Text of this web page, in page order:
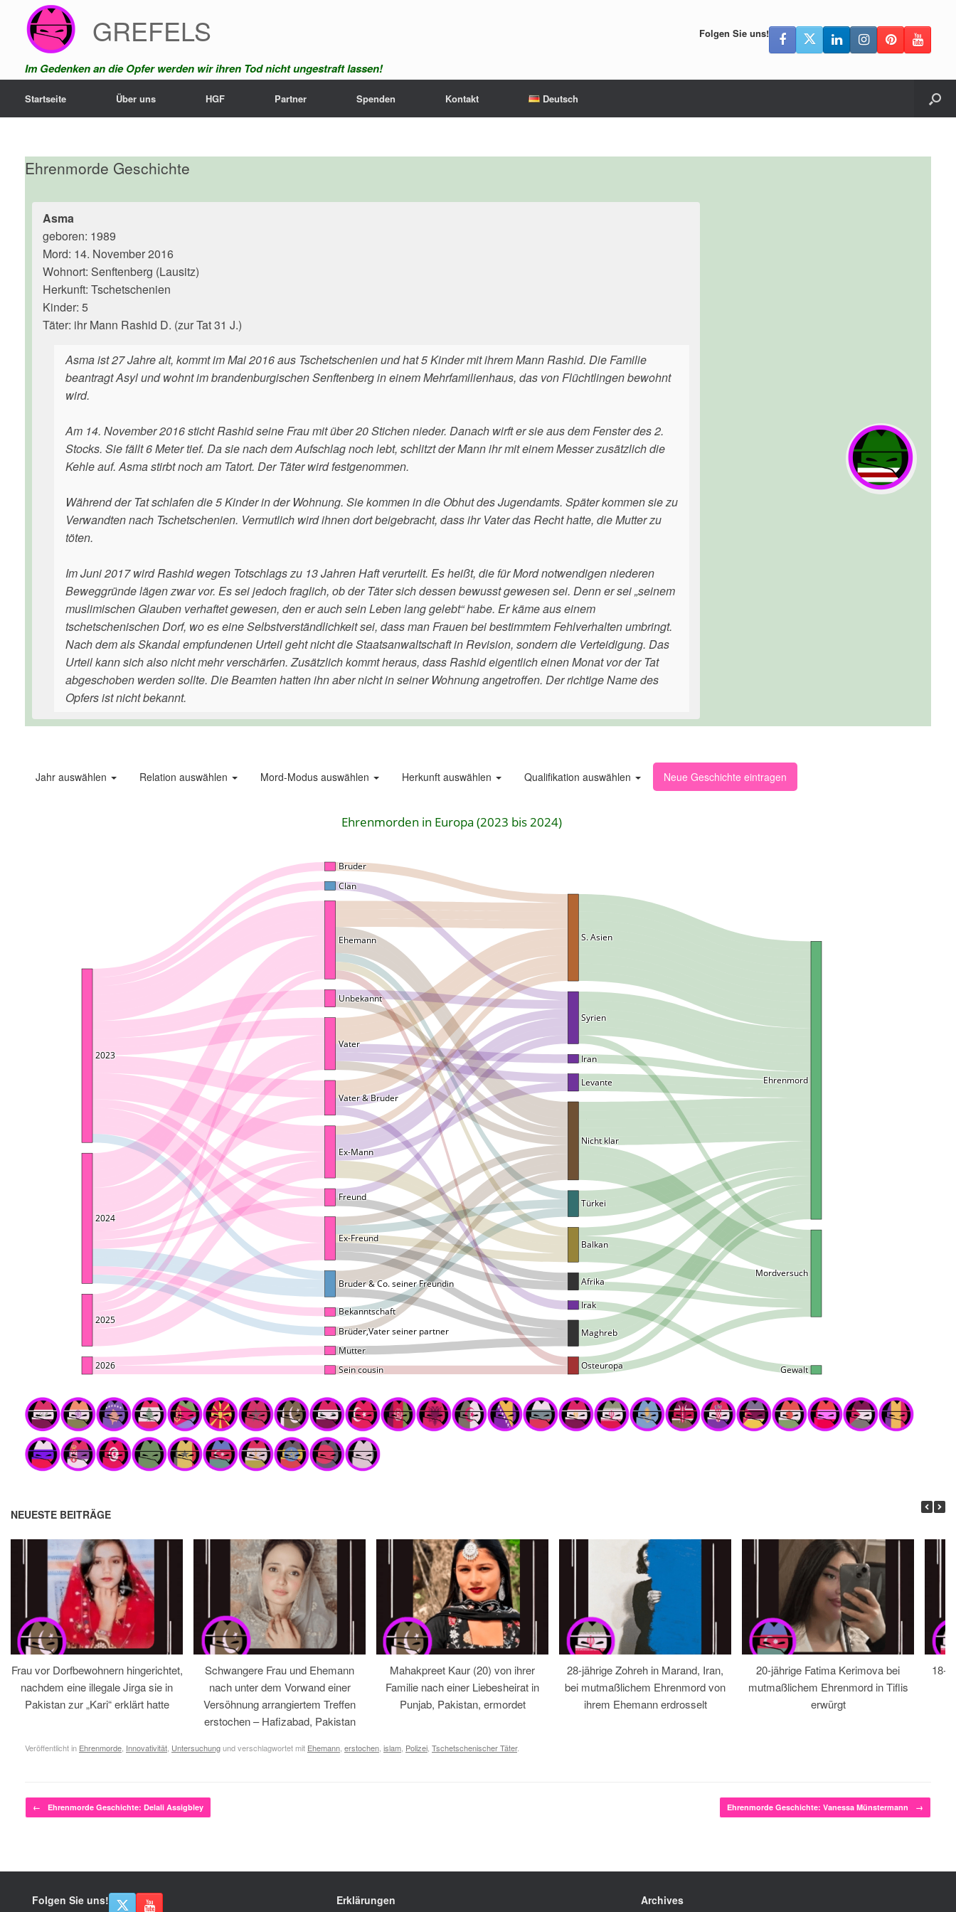
springen
GREFELS
Im Gedenken an die Opfer werden wir ihren Tod nicht ungestraft lassen!
Folgen Sie uns!
Startseite Über uns HGF Partner Spenden Kontakt Deutsch
Ehrenmorde Geschichte
Asma
geboren: 1989
Mord: 14. November 2016
Wohnort: Senftenberg (Lausitz)
Herkunft: Tschetschenien
Kinder: 5
Täter: ihr Mann Rashid D. (zur Tat 31 J.)
Asma ist 27 Jahre alt, kommt im Mai 2016 aus Tschetschenien und hat 5 Kinder mit ihrem Mann Rashid. Die Familie
beantragt Asyl und wohnt im brandenburgischen Senftenberg in einem Mehrfamilienhaus, das von Flüchtlingen bewohnt
wird.
Am 14. November 2016 sticht Rashid seine Frau mit über 20 Stichen nieder. Danach wirft er sie aus dem Fenster des 2.
Stocks. Sie fällt 6 Meter tief. Da sie nach dem Aufschlag noch lebt, schlitzt der Mann ihr mit einem Messer zusätzlich die
Kehle auf. Asma stirbt noch am Tatort. Der Täter wird festgenommen.
Während der Tat schlafen die 5 Kinder in der Wohnung. Sie kommen in die Obhut des Jugendamts. Später kommen sie zu
Verwandten nach Tschetschenien. Vermutlich wird ihnen dort beigebracht, dass ihr Vater das Recht hatte, die Mutter zu
töten.
Im Juni 2017 wird Rashid wegen Totschlags zu 13 Jahren Haft verurteilt. Es heißt, die für Mord notwendigen niederen
Beweggründe lägen zwar vor. Es sei jedoch fraglich, ob der Täter sich dessen bewusst gewesen sei. Denn er sei „seinem
muslimischen Glauben verhaftet gewesen, den er auch sein Leben lang gelebt“ habe. Er käme aus einem
tschetschenischen Dorf, wo es eine Selbstverständlichkeit sei, dass man Frauen bei bestimmtem Fehlverhalten umbringt.
Nach dem als Skandal empfundenen Urteil geht nicht die Staatsanwaltschaft in Revision, sondern die Verteidigung. Das
Urteil kann sich also nicht mehr verschärfen. Zusätzlich kommt heraus, dass Rashid eigentlich einen Monat vor der Tat
abgeschoben werden sollte. Die Beamten hatten ihn aber nicht in seiner Wohnung angetroffen. Der richtige Name des
Opfers ist nicht bekannt.
NEUESTE BEITRÄGE
Frau vor Dorfbewohnern hingerichtet,
nachdem eine illegale Jirga sie in
Pakistan zur „Kari“ erklärt hatte
Schwangere Frau und Ehemann
nach unter dem Vorwand einer
Versöhnung arrangiertem Treffen
erstochen – Hafizabad, Pakistan
Mahakpreet Kaur (20) von ihrer
Familie nach einer Liebesheirat in
Punjab, Pakistan, ermordet
28-jährige Zohreh in Marand, Iran,
bei mutmaßlichem Ehrenmord von
ihrem Ehemann erdrosselt
20-jährige Fatima Kerimova bei
mutmaßlichem Ehrenmord in Tiflis
erwürgt
18-
Veröffentlicht in Ehrenmorde Innovativität Untersuchungund verschlagwortet mit Ehemann erstochen islam Polizei Tschetschenischer Täter.
Beitragsnavigation
← Ehrenmorde Geschichte: Delali Assigbley Ehrenmorde Geschichte: Vanessa Münstermann →
Folgen Sie uns! Erklärungen Archives